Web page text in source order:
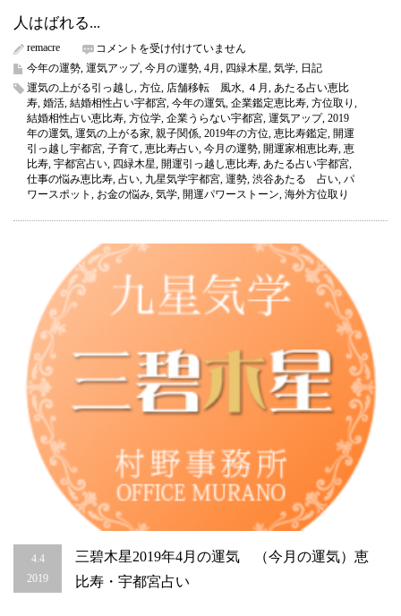
人はばれる...
remacre
四
緑
星
2019
年
4
月
の
運
気
の
運
気）
寿・
占
は
コメントを受け付けていません
今年の運勢, 運気アップ, 今月の運勢, 4月 , 四緑木星, 気学, 日記
運気の上がる引っ越し, 方位, 店舗移転 風水, ４月 , あたる占い恵比
寿, 婚活, 結婚相性占い宇都宮, 今年の運気, 企業鑑定恵比寿, 方位取り ,
結婚相性占い恵比寿, 方位学, 企業うらない宇都宮, 運気アップ, 2019
年の運気, 運気の上がる家, 親子関係, 2019年の方位, 恵比寿鑑定, 開運
引っ越し宇都宮, 子育て, 恵比寿占い, 今月の運勢, 開運家相恵比寿, 恵
比寿, 宇都宮占い, 四緑木星, 開運引っ越し恵比寿, あたる占い宇都宮,
仕事の悩み恵比寿, 占い, 九星気学宇都宮, 運勢, 渋谷あたる 占い, パ
ワースポット , お金の悩み, 気学, 開運パワーストーン, 海外方位取り
4.4
2019
三碧木星2019年4月の運気 （今月の運気）恵
比寿・宇都宮占い